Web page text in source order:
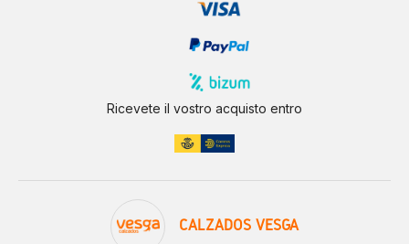
Ricevete il vostro acquisto entro
CALZADOS VESGA